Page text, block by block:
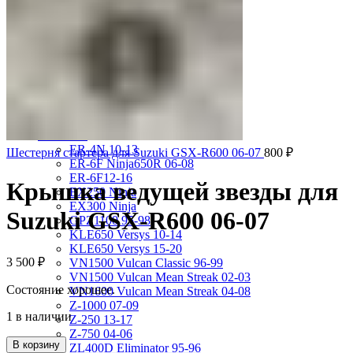
VT1100 Shadow Aero 98-02
VTX1800S 01-06
X-4 97-03
ER-4N 10-13
ER-6F Ninja650R 06-08
ER-6F12-16
EX250 Ninja
EX300 Ninja
GPZ1100 95-98
KLE650 Versys 10-14
KLE650 Versys 15-20
VN1500 Vulcan Classic 96-99
VN1500 Vulcan Mean Streak 02-03
VN1600 Vulcan Mean Streak 04-08
Z-1000 07-09
Z-250 13-17
Z-750 04-06
ZL400D Eliminator 95-96
Шестерня стартера для Suzuki GSX-R600 06-07 800 ₽
Крышка ведущей звезды для
Suzuki GSX-R600 06-07
3 500 ₽
Состояние хорошее.
1 в наличии
В корзину